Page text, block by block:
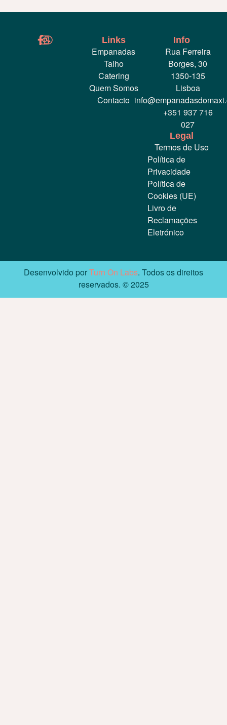
Links
Empanadas
Talho
Catering
Quem Somos
Contacto
Info
Rua Ferreira
Borges, 30
1350-135
Lisboa
+351 937 716
027
Legal
Termos de Uso
Política de
Privacidade
Política de
Cookies (UE)
Livro de
Reclamações
Eletrónico
Desenvolvido porTurn On Labs. Todos os direitos
reservados. © 2025